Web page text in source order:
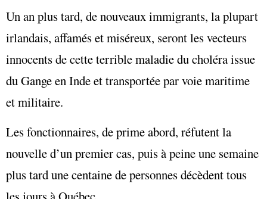
Un an plus tard, de nouveaux immigrants, la plupart
irlandais, affamés et miséreux, seront les vecteurs
innocents de cette terrible maladie du choléra issue
du Gange en Inde et transportée par voie maritime
et militaire.
Les fonctionnaires, de prime abord, réfutent la
nouvelle d’un premier cas, puis à peine une semaine
plus tard une centaine de personnes décèdent tous